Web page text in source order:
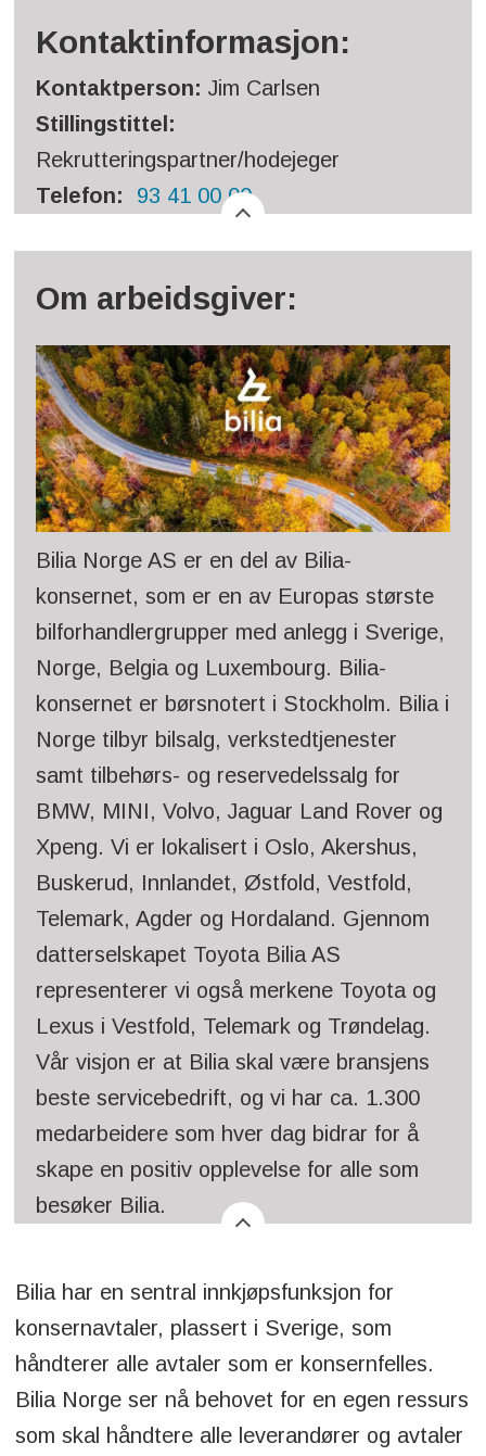
Kontaktinformasjon:
Kontaktperson:Jim Carlsen
Stillingstittel:
Rekrutteringspartner/hodejeger
Telefon: 93 41 00 00
Om arbeidsgiver:
Bilia Norge AS er en del av Bilia-
konsernet, som er en av Europas største
bilforhandlergrupper med anlegg i Sverige,
Norge, Belgia og Luxembourg. Bilia-
konsernet er børsnotert i Stockholm. Bilia i
Norge tilbyr bilsalg, verkstedtjenester
samt tilbehørs- og reservedelssalg for
BMW, MINI, Volvo, Jaguar Land Rover og
Xpeng. Vi er lokalisert i Oslo, Akershus,
Buskerud, Innlandet, Østfold, Vestfold,
Telemark, Agder og Hordaland. Gjennom
datterselskapet Toyota Bilia AS
representerer vi også merkene Toyota og
Lexus i Vestfold, Telemark og Trøndelag.
Vår visjon er at Bilia skal være bransjens
beste servicebedrift, og vi har ca. 1.300
medarbeidere som hver dag bidrar for å
skape en positiv opplevelse for alle som
besøker Bilia.
Bilia har en sentral innkjøpsfunksjon for
konsernavtaler, plassert i Sverige, som
håndterer alle avtaler som er konsernfelles.
Bilia Norge ser nå behovet for en egen ressurs
som skal håndtere alle leverandører og avtaler